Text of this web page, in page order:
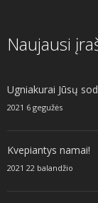
Naujausi
Ugniakurai Jūsų
2021 6 gegužės
Kvepiantys namai!
2021 22 balandžio